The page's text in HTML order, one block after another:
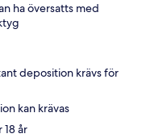
ha översatts med
deposition krävs för
kan krävas
år